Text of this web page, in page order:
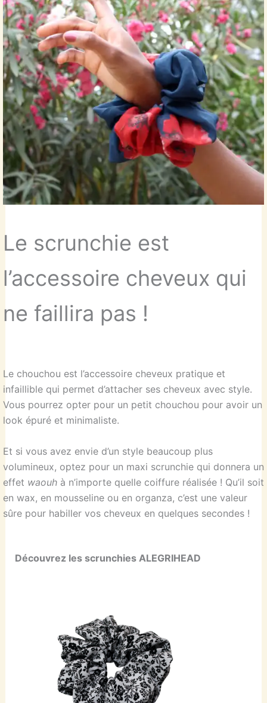
Le scrunchie est
l’accessoire cheveux qui
ne faillira pas !
Le chouchou est l’accessoire cheveux pratique et
infaillible qui permet d’attacher ses cheveux avec style.
Vous pourrez opter pour un petit chouchou pour avoir un
look épuré et minimaliste.
Et si vous avez envie d’un style beaucoup plus
volumineux, optez pour un maxi scrunchie qui donnera un
effet waouh à n’importe quelle coiffure réalisée ! Qu’il soit
en wax, en mousseline ou en organza, c’est une valeur
sûre pour habiller vos cheveux en quelques secondes !
Découvrez les scrunchies ALEGRIHEAD